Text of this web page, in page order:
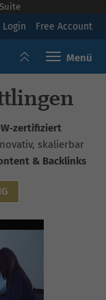
Login Free Account
Toggle
skalierbar
& Backlinks